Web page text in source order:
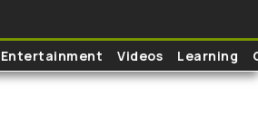
Entertainment Videos Learning